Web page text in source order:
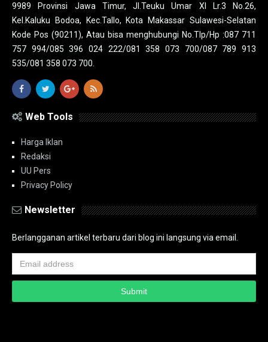
9989 Provinsi Jawa Timur, Jl.Teuku Umar XI Lr.3 No.26,
Kel.Kaluku Bodoa, Kec.Tallo, Kota Makassar Sulawesi-Selatan
Kode Pos (90211), Atau bisa menghubungi No.Tlp/Hp :087 711
757 994/085 396 024 222/081 358 073 700/087 789 913
535/081 358 073 700.
Web Tools
Harga Iklan
Redaksi
UU Pers
Privacy Policy
Newsletter
Berlangganan artikel terbaru dari blog ini langsung via email.